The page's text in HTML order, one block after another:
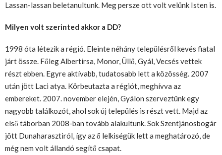
Lassan-lassan beletanultunk. Meg persze ott volt velünk Isten is.
Milyen volt szerinted akkor a DD?
1998 óta létezik a régió. Eleinte néhány településről kevés fiatal
járt össze. Főleg Albertirsa, Monor, Üllő, Gyál, Vecsés vettek
részt ebben. Egyre aktívabb, tudatosabb lett a közösség. 2007
után jött Laci atya. Körbeutazta a régiót, meghívva az
embereket. 2007. november elején, Gyálon szerveztünk egy
nagyobb találkozót, ahol sok új település is részt vett. Majd az
első táborban 2008-ban tovább alakultunk. Sok Szentjánosbogár
jött Dunaharasztiról, így az ő lelkiségük lett a meghatározó, de
még nem volt állandó segítő csapat.